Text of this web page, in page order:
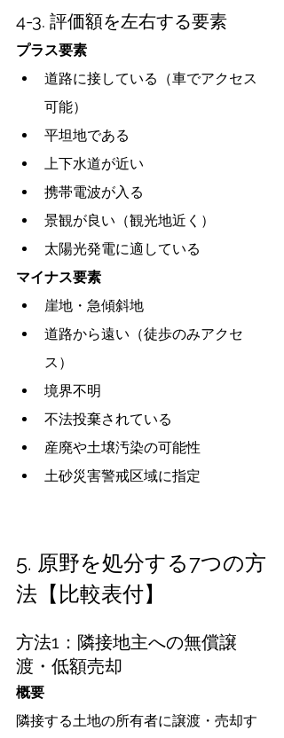
4-3. 評価額を左右する要素
プラス要素
道路に接している（車でアクセス
可能）
平坦地である
上下水道が近い
携帯電波が入る
景観が良い（観光地近く）
太陽光発電に適している
マイナス要素
崖地・急傾斜地
道路から遠い（徒歩のみアクセ
ス）
境界不明
不法投棄されている
産廃や土壌汚染の可能性
土砂災害警戒区域に指定
5. 原野を処分する7つの方
法【比較表付】
方法1：隣接地主への無償譲
渡・低額売却
概要
隣接する土地の所有者に譲渡・売却す